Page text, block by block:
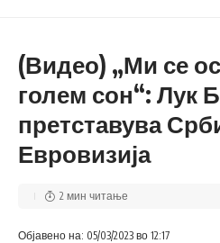
(Видео) „Ми се
голем сон“: Лук
претставува
Евровизија
Објавено на: 05/03/2023 во 12:17
2 мин читање